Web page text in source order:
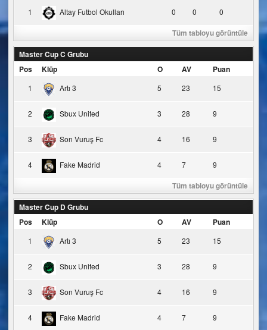
1 Altay Futbol Okulları 0 0 0
Tüm tabloyu görüntüle
Master Cup C Grubu
Pos
Klüp O AV Puan
1 Artı 3 5 23 15
2 Sbux United 3 28 9
3 Son Vuruş Fc 4 16 9
4 Fake Madrid 4 7 9
Tüm tabloyu görüntüle
Master Cup D Grubu
Pos
Klüp O AV Puan
1 Artı 3 5 23 15
2 Sbux United 3 28 9
3 Son Vuruş Fc 4 16 9
4 Fake Madrid 4 7 9